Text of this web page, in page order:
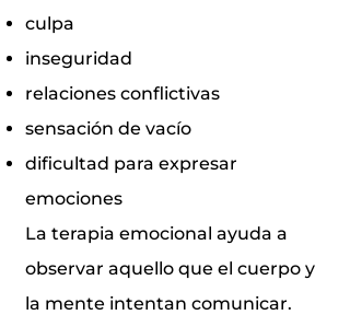
culpa
inseguridad
relaciones conflictivas
sensación de vacío
dificultad para expresar
emociones
La terapia emocional ayuda a
observar aquello que el cuerpo y
la mente intentan comunicar.